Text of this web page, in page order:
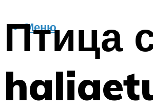
Меню
Птица